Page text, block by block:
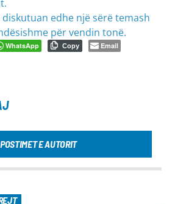
edhe një sërë temash
për vendin tonë.
WhatsApp Copy Email
POSTIMET E AUTORIT